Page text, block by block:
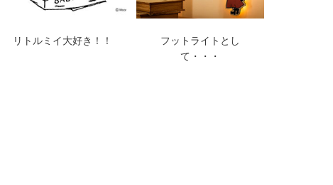
リトルミイ大好き！！
フットライトとし
て・・・